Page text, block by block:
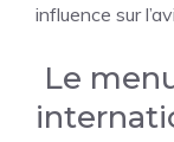
influence sur
Le